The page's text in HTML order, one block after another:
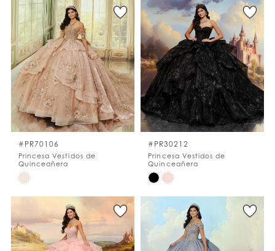
LISTA DE DESEOS
ESPAÑOL INGLES
#PR70106
Princesa Vestidos de
Quinceañera
Skip
#142a07b78c
to
#PR30212
Princesa Vestidos de
Quinceañera
Skip
#25f0fb1d4a